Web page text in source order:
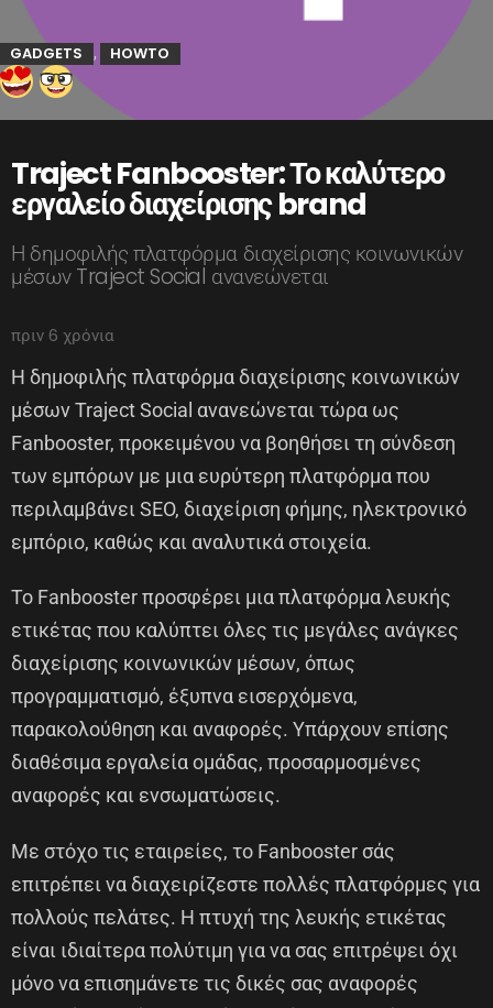
GADGETS , HOWTO
Traject Fanbooster: Το καλύτερο
εργαλείο διαχείρισης brand
Η δημοφιλής πλατφόρμα διαχείρισης κοινωνικών
μέσων Traject Social ανανεώνεται
πριν 6 χρόνια
Η δημοφιλής πλατφόρμα διαχείρισης κοινωνικών
μέσων Traject Social ανανεώνεται τώρα ως
Fanbooster, προκειμένου να βοηθήσει τη σύνδεση
των εμπόρων με μια ευρύτερη πλατφόρμα που
περιλαμβάνει SEO, διαχείριση φήμης, ηλεκτρονικό
εμπόριο, καθώς και αναλυτικά στοιχεία.
Το Fanbooster προσφέρει μια πλατφόρμα λευκής
ετικέτας που καλύπτει όλες τις μεγάλες ανάγκες
διαχείρισης κοινωνικών μέσων, όπως
προγραμματισμό, έξυπνα εισερχόμενα,
παρακολούθηση και αναφορές. Υπάρχουν επίσης
διαθέσιμα εργαλεία ομάδας, προσαρμοσμένες
αναφορές και ενσωματώσεις.
Με στόχο τις εταιρείες, το Fanbooster σάς
επιτρέπει να διαχειρίζεστε πολλές πλατφόρμες για
πολλούς πελάτες. Η πτυχή της λευκής ετικέτας
είναι ιδιαίτερα πολύτιμη για να σας επιτρέψει όχι
μόνο να επισημάνετε τις δικές σας αναφορές